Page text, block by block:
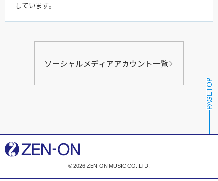
しています。
ソーシャルメディアアカウント一覧
PAGETOP
© 2026 ZEN-ON MUSIC CO.,LTD.